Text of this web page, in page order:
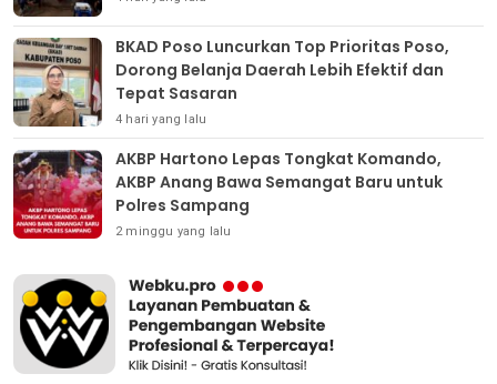
BKAD Poso Luncurkan Top Prioritas Poso,
Dorong Belanja Daerah Lebih Efektif dan
Tepat Sasaran
4 hari yang lalu
AKBP Hartono Lepas Tongkat Komando,
AKBP Anang Bawa Semangat Baru untuk
Polres Sampang
2 minggu yang lalu